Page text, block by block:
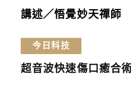
講述／悟覺妙天禪師
今日科技
超音波快速傷口癒合